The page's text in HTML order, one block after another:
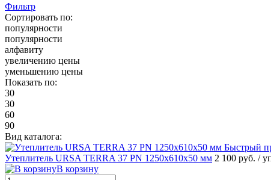
Фильтр
Сортировать по:
популярности
популярности
алфавиту
увеличению цены
уменьшению цены
Показать по:
30
30
60
90
Вид каталога:
Быстрый
Утеплитель URSA TERRA 37 PN 1250х610х50 мм 2 100 руб. /
В корзину